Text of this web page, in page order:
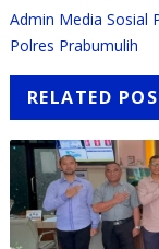
Admin Media Sosial
Polres Prabumulih
RELATED